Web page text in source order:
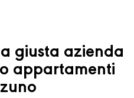
giusta azienda
appartamenti